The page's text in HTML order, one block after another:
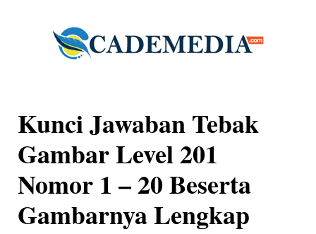
Kunci Jawaban Tebak
Gambar Level 201
Nomor 1 – 20 Beserta
Gambarnya Lengkap